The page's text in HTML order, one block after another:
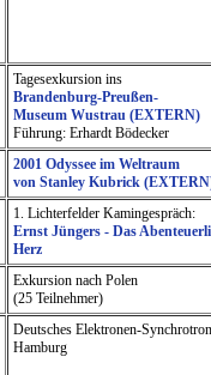
Tagesexkursion ins
Brandenburg-Preußen-
Museum Wustrau (EXTERN)
Führung: Erhardt Bödecker
2001 Odyssee im Weltraum
von Stanley Kubrick
1. Lichterfelder Kamingespräch:
Ernst Jüngers - Das
Herz
Exkursion nach Polen
(25 Teilnehmer)
Deutsches Elektronen-Synchrotron
Hamburg